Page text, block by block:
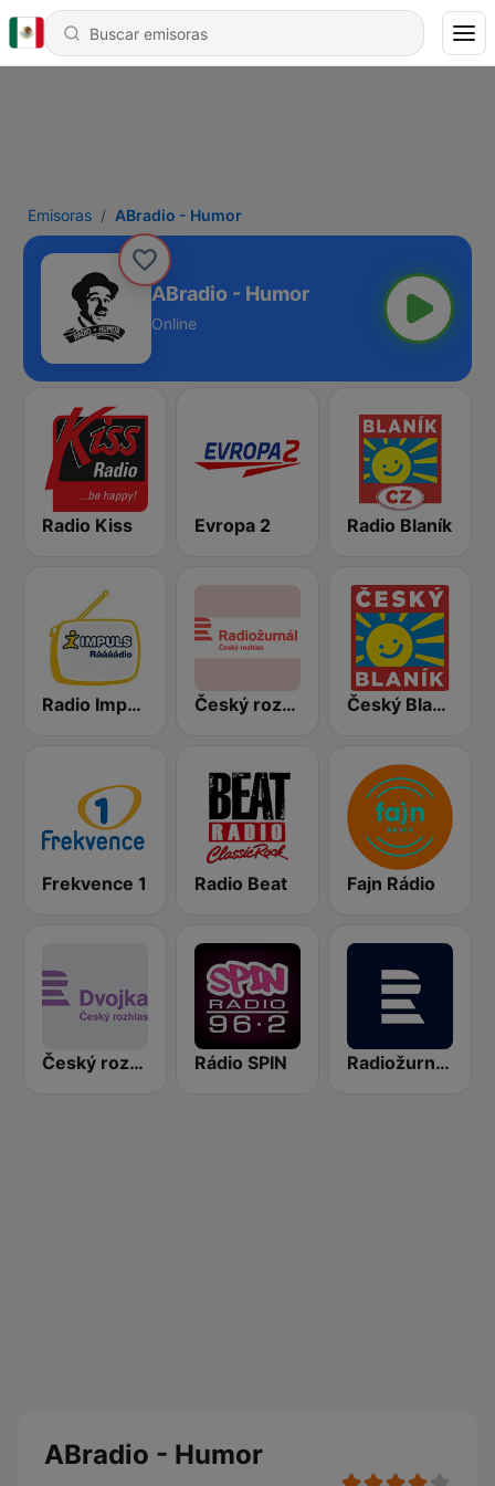
Emisoras ABradio - Humor
ABradio - Humor
Online
Radio Kiss Evropa 2 Radio Blaník
Radio Impuls Český rozhlas Radiožurnál Český Blaník
Frekvence 1 Radio Beat Fajn Rádio
Český rozhlas Dvojka Rádio SPIN Radiožurnál Sport
ABradio - Humor